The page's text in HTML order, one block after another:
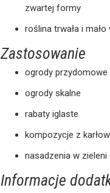
zwartej formy
roślina trwała i
Zastosowanie
ogrody przydomowe
ogrody skalne
rabaty iglaste
kompozycje z
nasadzenia w zieleni
Informacje